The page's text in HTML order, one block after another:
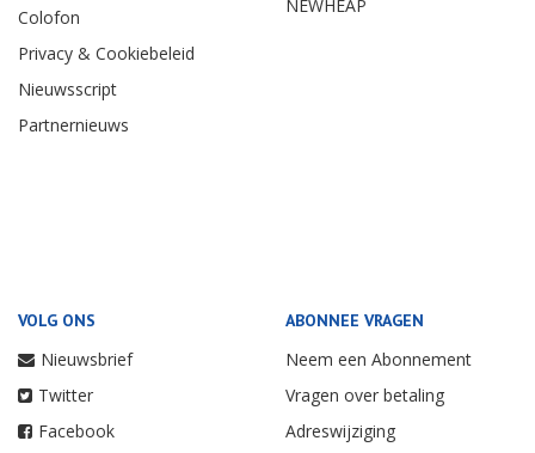
Colofon
Privacy & Cookiebeleid
Nieuwsscript
Partnernieuws
NEWHEAP
VOLG ONS
Nieuwsbrief
Twitter
Facebook
ABONNEE VRAGEN
Neem een Abonnement
Vragen over betaling
Adreswijziging